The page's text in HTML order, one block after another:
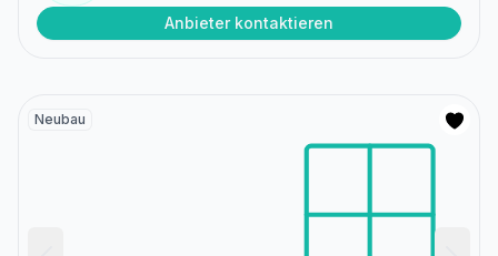
Anbieter kontaktieren
Neubau